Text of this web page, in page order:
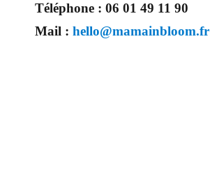
Téléphone : 06 01 49 11 90
Mail : hello@mamainbloom.fr